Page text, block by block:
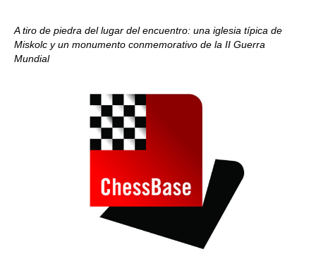
A tiro de piedra del lugar del encuentro: una iglesia típica de
Miskolc y un monumento conmemorativo de la II Guerra
Mundial